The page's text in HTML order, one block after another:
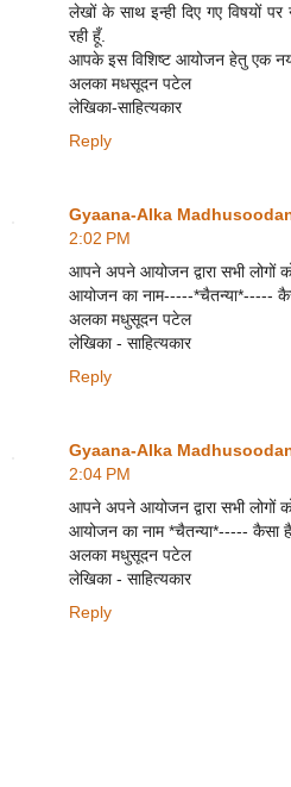
लेखों के साथ इन्ही दिए गए विषयों
रही हूँ.
आपके इस विशिष्ट आयोजन हेतु एक
अलका मधसूदन पटेल
लेखिका-साहित्यकार
Reply
Gyaana-Alka
2:02 PM
आपने अपने आयोजन द्वारा सभी लोगों
आयोजन का नाम-----*चैतन्या*-----
अलका मधुसूदन पटेल
लेखिका - साहित्यकार
Reply
Gyaana-Alka
2:04 PM
आपने अपने आयोजन द्वारा सभी लोगों
आयोजन का नाम *चैतन्या*----- कैसा है.
अलका मधुसूदन पटेल
लेखिका - साहित्यकार
Reply